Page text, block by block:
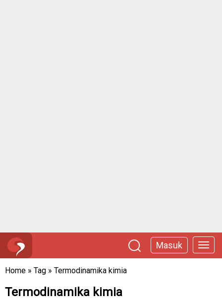
Masuk
Home » Tag » Termodinamika kimia
Termodinamika kimia